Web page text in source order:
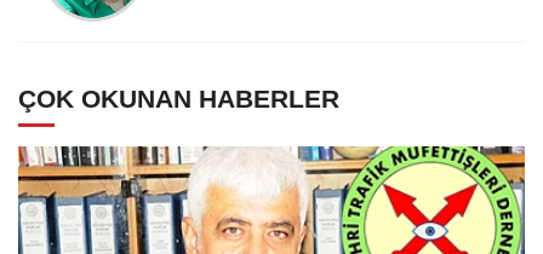
ÇOK OKUNAN HABERLER